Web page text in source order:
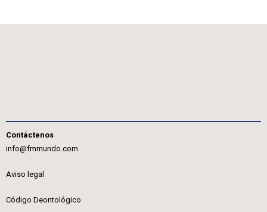
Contáctenos
info@fmmundo.com
Aviso legal
Código Deontológico